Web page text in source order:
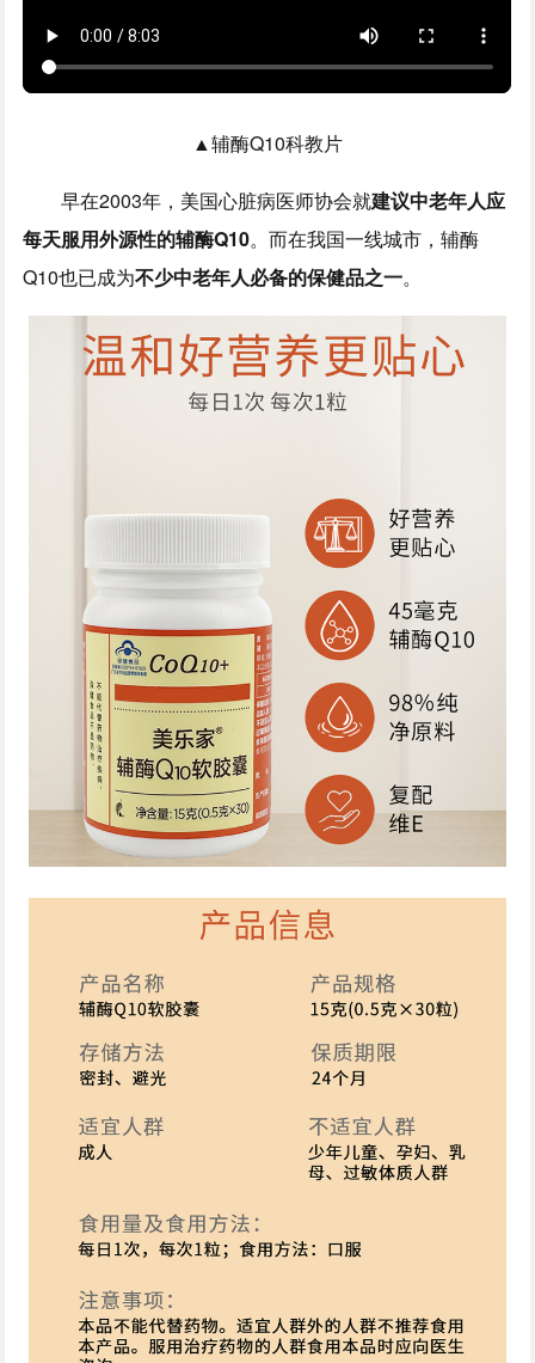
▲辅酶Q10科教片
早在2003年，美国心脏病医师协会就建议中老年人应
每天服用外源性的辅酶Q10。而在我国一线城市，辅酶
Q10也已成为不少中老年人必备的保健品之一。